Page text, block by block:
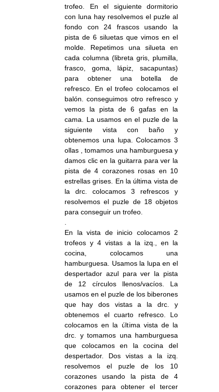
trofeo. En el siguiente dormitorio
con luna hay resolvemos el puzle al
fondo con 24 frascos usando la
pista de 6 siluetas que vimos en el
molde. Repetimos una silueta en
cada columna (libreta gris, plumilla,
frasco, goma, lápiz, sacapuntas)
para obtener una botella de
refresco. En el trofeo colocamos el
balón. conseguimos otro refresco y
vemos la pista de 6 gafas en la
cama. La usamos en el puzle de la
siguiente vista con baño y
obtenemos una lupa. Colocamos 3
ollas , tomamos una hamburguesa y
damos clic en la guitarra para ver la
pista de 4 corazones rosas en 10
estrellas grises. En la última vista de
la drc. colocamos 3 refrescos y
resolvemos el puzle de 18 objetos
para conseguir un trofeo.
En la vista de inicio colocamos 2
trofeos y 4 vistas a la izq., en la
cocina, colocamos una
hamburguesa. Usamos la lupa en el
despertador azul para ver la pista
de 12 círculos llenos/vacíos. La
usamos en el puzle de los biberones
que hay dos vistas a la drc. y
obtenemos el cuarto refresco. Lo
colocamos en la última vista de la
drc. y tomamos una hamburguesa
que colocamos en la cocina del
despertador. Dos vistas a la izq.
resolvemos el puzle de los 10
corazones usando la pista de 4
corazones para obtener el tercer